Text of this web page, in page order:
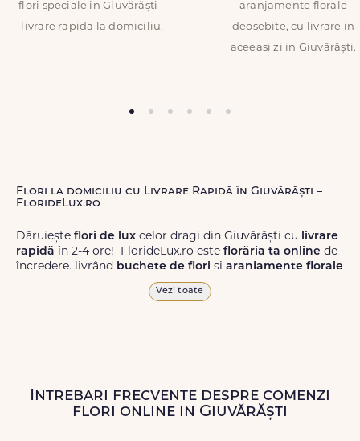
flori speciale in Giuvărăști –
livrare rapida la domiciliu.
aranjamente florale
deosebite, cu livrare in
aceeasi zi in Giuvărăști.
Flori la domiciliu cu Livrare Rapidă în Giuvărăști –
FlorideLux.ro
Dăruiește flori de lux celor dragi din Giuvărăști cu livrare
rapidă în 2-4 ore! FlorideLux.ro este florăria ta online de
încredere, livrând buchete de flori și aranjamente florale
de calitate superioară în Giuvărăști și în toată România.
Livrăm buchete de florichiar și în weekend, pentru ca tu
să poți adresa un gest frumos atunci când ai nevoie.
Vezi toate
Intrebari frecvente despre comenzi
flori online in Giuvărăști